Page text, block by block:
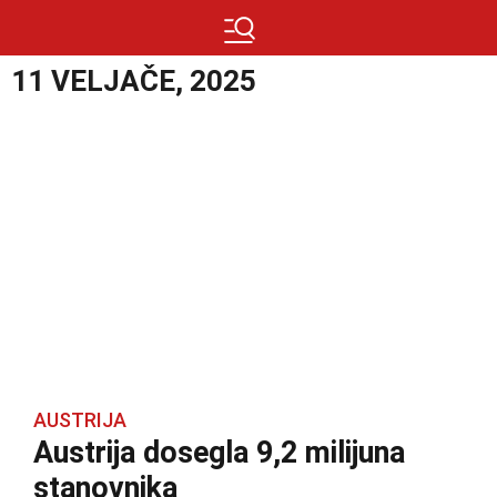
11 VELJAČE, 2025
AUSTRIJA
Austrija dosegla 9,2 milijuna
stanovnika